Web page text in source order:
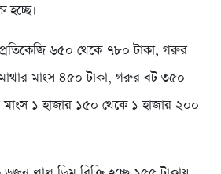
হচ্ছে।
৬৫০ থেকে ৭৮০ টাকা, গরুর
মাংস ৪৫০ টাকা, গরুর বট ৩৫০
১ হাজার ১৫০ থেকে ১ হাজার ২০০